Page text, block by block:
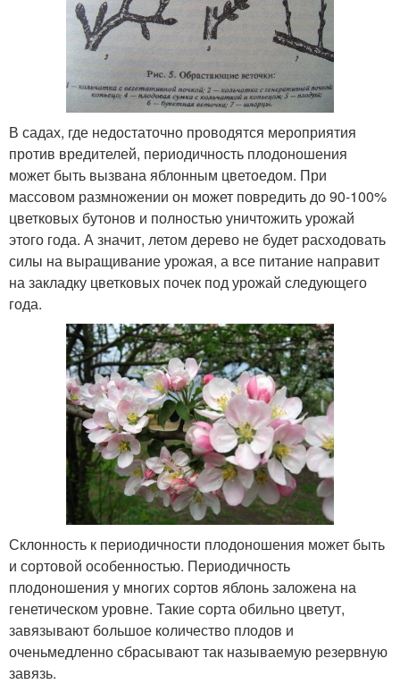
В садах, где недостаточно проводятся мероприятия
против вредителей, периодичность плодоношения
может быть вызвана яблонным цветоедом. При
массовом размножении он может повредить до 90-100%
цветковых бутонов и полностью уничтожить урожай
этого года. А значит, летом дерево не будет расходовать
силы на выращивание урожая, а все питание направит
на закладку цветковых почек под урожай следующего
года.
Склонность к периодичности плодоношения может быть
и сортовой особенностью. Периодичность
плодоношения у многих сортов яблонь заложена на
генетическом уровне. Такие сорта обильно цветут,
завязывают большое количество плодов и
оченьмедленно сбрасывают так называемую резервную
завязь.